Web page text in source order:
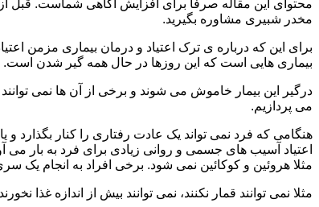
محتوای این مقاله صرفا برای افزایش آگاهی شماست. قبل
مخدر شبیری مشاوره بگیرید.
برای این که درباره ی ترک اعتیاد و درمان بیماری مزمن اعتیاد
بیماری هایی است که این روزها در حال همه گیر شدن است.
درگیر این بیمار خاموش می شوند و برخی از آن ها نمی
می پردازیم.
هنگامی که فرد نمی تواند یک عادت رفتاری را کنار
اعتیاد آسیب های جسمی و روانی زیادی برای فرد به بار
مثلا هروئین و کوکائین نمی شود. برخی افراد به انجام یک سری
مثلا نمی توانند قمار نکنند، نمی توانند بیش از اندازه غذا